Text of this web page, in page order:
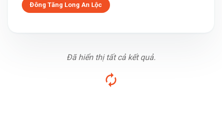
Đông Tăng Long An Lộc
Đã hiển thị tất cả kết quả.